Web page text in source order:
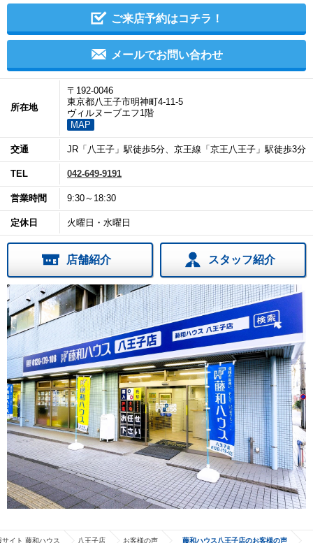
ご来店予約はコチラ！
メールでお問い合わせ
所在地
〒192-0046
東京都八王子市明神町4-11-5
ヴィルヌーブエフ1階
MAP
交通 JR「八王子」駅徒歩5分、京王線「京王八王子」駅徒歩3分
TEL 042-649-9191
営業時間 9:30～18:30
定休日 火曜日・水曜日
店舗紹介 スタッフ紹介
イト 藤和ハウス 八王子店 お客様の声 藤和ハウス八王子店のお客様の声